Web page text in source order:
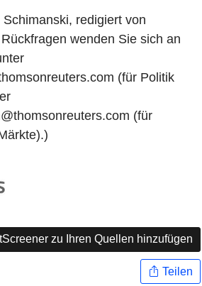
redigiert von
wenden Sie sich an
(für Politik
(für
zu Ihren Quellen hinzufügen
Teilen